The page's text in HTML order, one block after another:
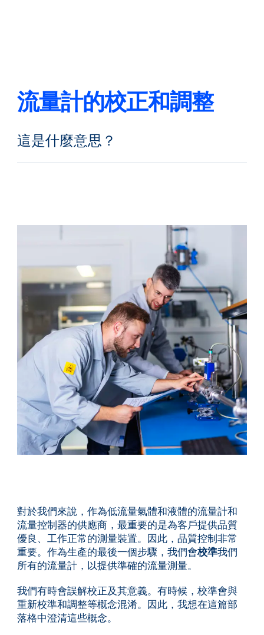
返回
搜尋... ZH
服務與支援
培訓與學習
關於柏朗豪斯特
更改語言
流量計的校正和調整
這是什麼意思？
對於我們來說，作為低流量氣體和液體的流量計和
流量控制器的供應商，最重要的是為客戶提供品質
優良、工作正常的測量裝置。因此，品質控制非常
重要。作為生產的最後一個步驟，我們會校準我們
所有的流量計，以提供準確的流量測量。
我們有時會誤解校正及其意義。有時候，校準會與
重新校準和調整等概念混淆。因此，我想在這篇部
落格中澄清這些概念。